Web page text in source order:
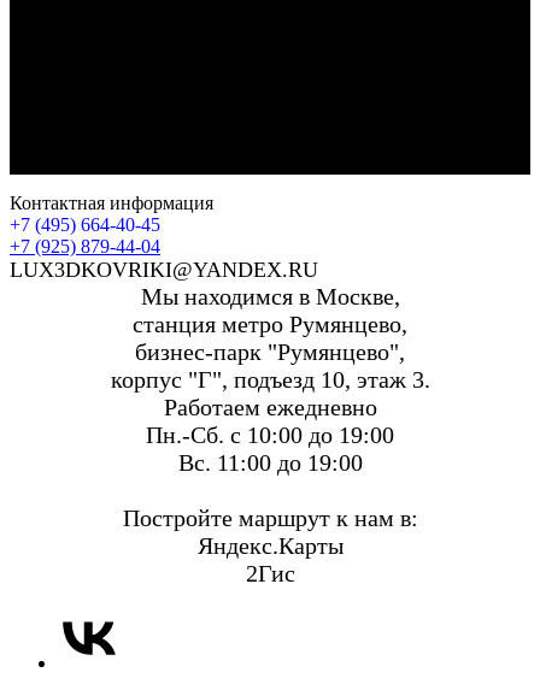
Контактная информация
+7 (495) 664-40-45
+7 (925) 879-44-04
LUX3DKOVRIKI@YANDEX.RU
Мы находимся в Москве,
станция метро Румянцево,
бизнес-парк "Румянцево",
корпус "Г", подъезд 10, этаж 3.
Работаем ежедневно
Пн.-Сб. с 10:00 до 19:00
Вс. 11:00 до 19:00
Постройте маршрут к нам в:
Яндекс.Карты
2Гис